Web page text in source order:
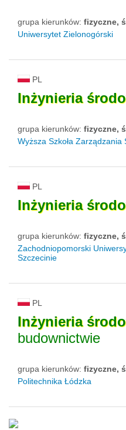
grupa kierunków: fizyczne,
Uniwersytet Zielonogórski
PL
Inżynieria
grupa kierunków: fizyczne,
Wyższa Szkoła
PL
Inżynieria
grupa kierunków: fizyczne,
Zachodniopomorski
Szczecinie
PL
Inżynieria
budownictwie
grupa kierunków: fizyczne,
Politechnika Łódzka